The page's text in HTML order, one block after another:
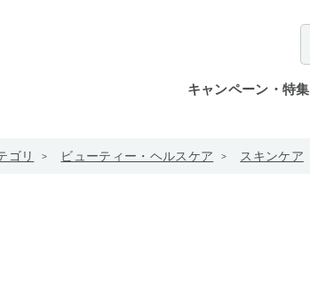
キャンペーン・特集
ゴリ ビューティー・ヘルスケア スキンケア